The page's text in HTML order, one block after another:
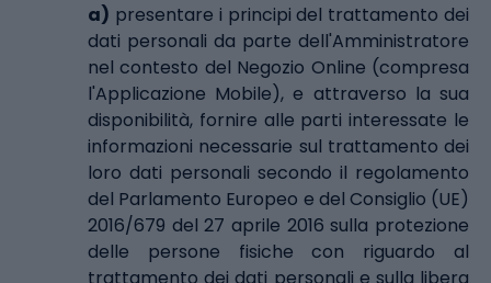
a) presentare i principi del trattamento dei
dati personali da parte dell'Amministratore
nel contesto del Negozio Online (compresa
l'Applicazione Mobile), e attraverso la sua
disponibilità, fornire alle parti interessate le
informazioni necessarie sul trattamento dei
loro dati personali secondo il regolamento
del Parlamento Europeo e del Consiglio (UE)
2016/679 del 27 aprile 2016 sulla protezione
delle persone fisiche con riguardo al
trattamento dei dati personali e sulla libera